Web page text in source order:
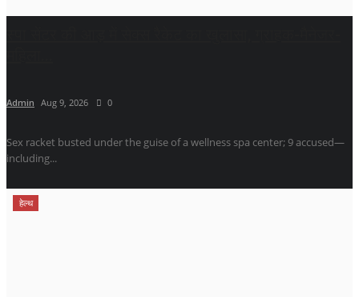
Admin Aug 9, 2026 0
Sex racket busted under the guise of a wellness spa center; 9 accused—
including...
हेल्थ